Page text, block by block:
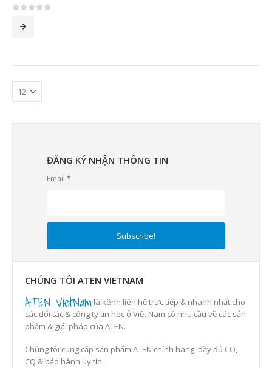
ĐĂNG KÝ NHẬN THÔNG TIN
Email *
CHÚNG TÔI ATEN VIETNAM
ATEN VietNam là kênh liên hệ trực tiếp & nhanh nhất cho
các đối tác & công ty tin học ở Việt Nam có nhu cầu về các sản
phẩm & giải pháp của ATEN.
Chúng tôi cung cấp sản phẩm ATEN chính hãng, đầy đủ CO,
CQ & bảo hành uy tín.